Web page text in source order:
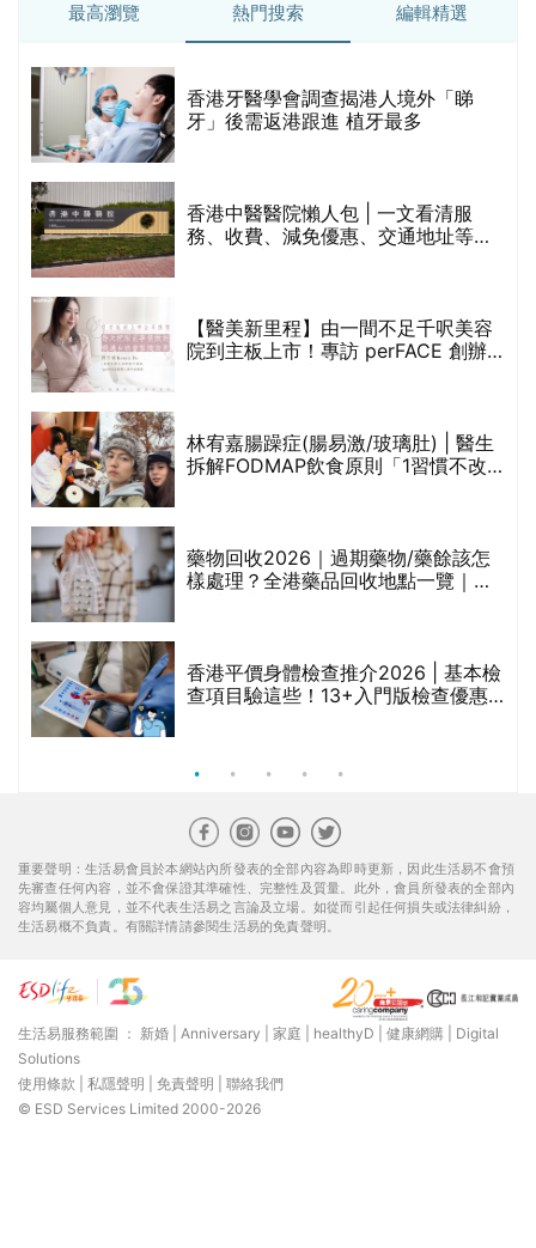
最高瀏覽 熱門搜索 編輯精選
香港牙醫學會調查揭港人境外「睇
牙」後需返港跟進 植牙最多
香港中醫醫院懶人包 | 一文看清服
務、收費、減免優惠、交通地址等
【醫美新里程】由一間不足千呎美容
院到主板上市！專訪 perFACE 創辦
林宥嘉腸躁症(腸易激/玻璃肚) | 醫生
拆解FODMAP飲食原則「1習慣不改
藥物回收2026｜過期藥物/藥餘該怎
樣處理？全港藥品回收地點一覽｜屈
香港平價身體檢查推介2026 | 基本檢
查項目驗這些！13+入門版檢查優惠
重要聲明：生活易會員於本網站內所發表的全部內容為即時更新，因此生活易不會預
先審查任何內容，並不會保證其準確性、完整性及質量。此外，會員所發表的全部內
容均屬個人意見，並不代表生活易之言論及立場。如從而引起任何損失或法律糾紛，
生活易概不負責。有關詳情請參閱生活易的免責聲明。
生活易服務範圍 ： 新婚 Anniversary 家庭 healthyD 健康網購
Digital
Solutions
使用條款
私隱聲明 免責聲明
聯絡我們
© ESD Services Limited 2000-2026